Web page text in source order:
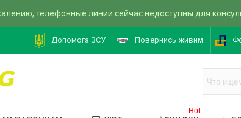
телефонные линии сейчас недоступны для
Допомога ЗСУ Повернись живим
Hot